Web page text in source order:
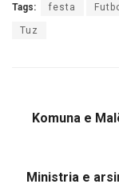
Tags: festa
Tuz
Komuna e
Ministria e